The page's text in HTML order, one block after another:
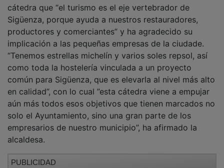
Sigüenza, porque ayuda a nuestros restauradores,
productores y comerciantes” y ha agradecido su
implicación a las pequeñas empresas de la ciudade.
“Tenemos estrellas michelín y varios soles repsol, así
como toda la hostelería vinculada a un proyecto
común para Sigüenza, que es elevarla al nivel más alto
en calidad”, con lo cual ”esta cátedra viene a empujar
aún más todos esos objetivos que tienen marcados no
solo el Ayuntamiento, sino una gran parte de los
empresarios de nuestro municipio”, ha afirmado la
alcaldesa.